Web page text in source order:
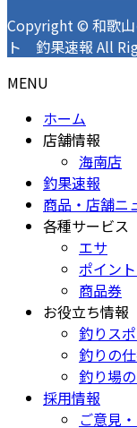
Copyright © 和歌
ト 釣果速報 All
MENU
ホーム
店舗情報
海南店
釣果速報
商品・店舗ニ
各種サービス
エサ
ポイン
商品券
お役立ち情報
釣りス
釣りの
釣り場
採用情報
ご意見